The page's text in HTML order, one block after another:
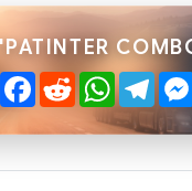
ShareFacebook
Reddit